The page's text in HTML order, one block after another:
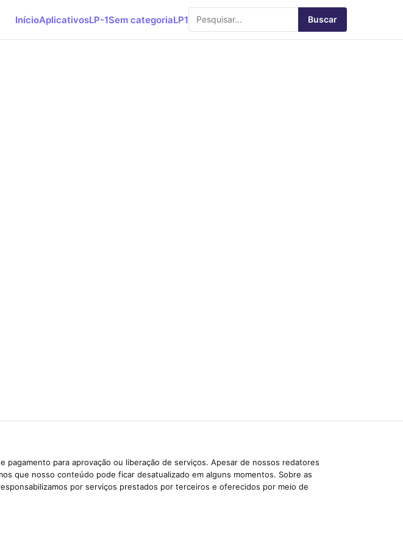
InícioAplicativosLP-1Sem categoriaLP1 Buscar
para aprovação ou liberação de serviços. Apesar de nossos redatores
que nosso conteúdo pode ficar desatualizado em alguns momentos. Sobre as
por serviços prestados por terceiros e oferecidos por meio de